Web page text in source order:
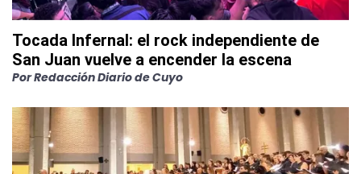
Tocada Infernal: el rock independiente de
San Juan vuelve a encender la escena
PorRedacción Diario de Cuyo